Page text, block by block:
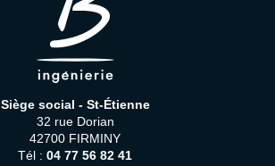
Siège social - St-Étienne
32 rue Dorian
42700 FIRMINY
Tél : 04 77 56 82 41